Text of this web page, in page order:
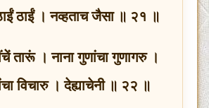
ठाईं । नव्हताच जैसा ॥ २१ ॥
तारूं । नाना गुणांचा गुणागरु ।
विचारु । देह्याचेनी ॥ २२ ॥